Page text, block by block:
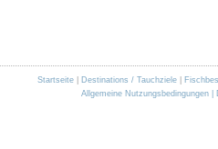
Startseite| Destinations / Tauchziele|
Allgemeine Nutzungsbedingungen |